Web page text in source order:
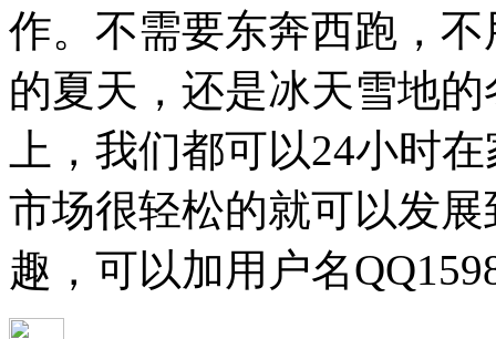
作。不需要东奔西跑，
的夏天，还是冰天雪地
上，我们都可以24小时
市场很轻松的就可以发
趣，可以加用户名